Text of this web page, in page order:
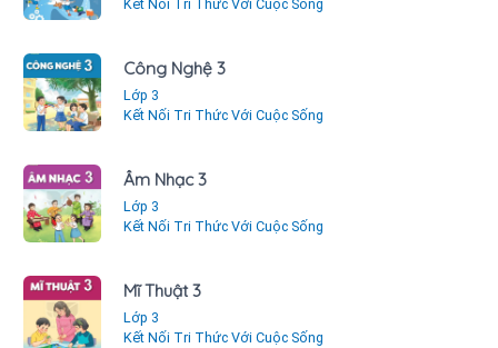
Kết Nối Tri Thức Với Cuộc Sống
Công Nghệ 3
Lớp 3
Kết Nối Tri Thức Với Cuộc Sống
Âm Nhạc 3
Lớp 3
Kết Nối Tri Thức Với Cuộc Sống
Mĩ Thuật 3
Lớp 3
Kết Nối Tri Thức Với Cuộc Sống